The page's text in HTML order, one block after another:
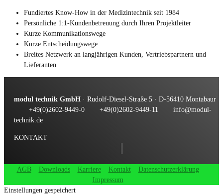
Fundiertes Know-How in der Medizintechnik seit 1984
Persönliche 1:1-Kundenbetreuung durch Ihren Projektleiter
Kurze Kommunikationswege
Kurze Entscheidungswege
Breites Netzwerk an langjährigen Kunden, Vertriebspartnern und
Lieferanten
modul technik GmbH · Rudolf-Diesel-Straße 5 · D-56410 Montabaur
+49(0)2602-9449-0
+49(0)2602-9449-11
info@modul-
technik.de
KONTAKT
AGB Downloads Karriere Kontakt
Datenschutzerklärung
Impressum
Einstellungen gespeichert